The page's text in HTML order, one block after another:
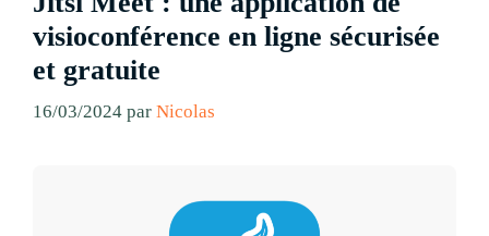
visioconférence en ligne sécurisée
et gratuite
16/03/2024 par Nicolas